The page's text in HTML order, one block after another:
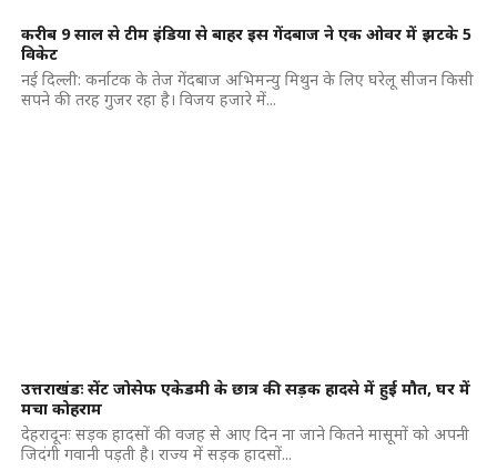
करीब 9 साल से टीम इंडिया से बाहर इस गेंदबाज ने एक ओवर में झटके 5
विकेट
नई दिल्ली: कर्नाटक के तेज गेंदबाज अभिमन्यु मिथुन के लिए घरेलू सीजन किसी
सपने की तरह गुजर रहा है। विजय हजारे में...
उत्तराखंडः सेंट जोसेफ एकेडमी के छात्र की सड़क हादसे में हुई मौत, घर में
मचा कोहराम
देहरादूनः सड़क हादसों की वजह से आए दिन ना जाने कितने मासूमों को अपनी
जिदंगी गवानी पड़ती है। राज्य में सड़क हादसों...